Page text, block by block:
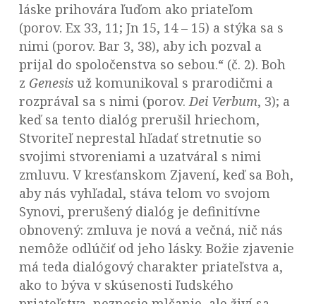
láske prihovára ľuďom ako priateľom
(porov. Ex 33, 11; Jn 15, 14 – 15) a stýka sa s
nimi (porov. Bar 3, 38), aby ich pozval a
prijal do spoločenstva so sebou.“ (č. 2). Boh
z Genesisuž komunikoval s prarodičmi a
rozprával sa s nimi (porov.Dei Verbum, 3); a
keď sa tento dialóg prerušil hriechom,
Stvoriteľ neprestal hľadať stretnutie so
svojimi stvoreniami a uzatváral s nimi
zmluvu. V kresťanskom Zjavení, keď sa Boh,
aby nás vyhľadal, stáva telom vo svojom
Synovi, prerušený dialóg je definitívne
obnovený: zmluva je nová a večná, nič nás
nemôže odlúčiť od jeho lásky. Božie zjavenie
má teda dialógový charakter priateľstva a,
ako to býva v skúsenosti ľudského